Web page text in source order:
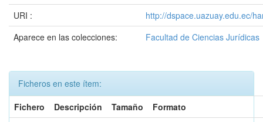
URI :
http://dspace.uazuay.edu.ec/
Aparece en las colecciones:
Facultad de Ciencias Jurídicas
Ficheros en este ítem:
Fichero
Descripción Tamaño
Formato